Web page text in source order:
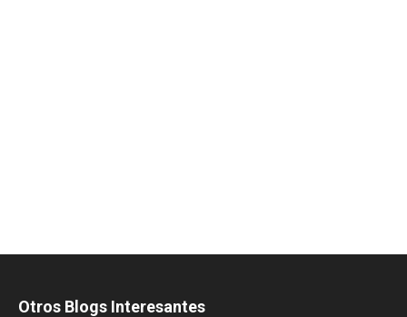
Otros Blogs Interesantes